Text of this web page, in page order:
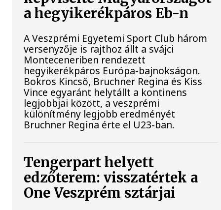
a hegyikerékpáros Eb-n
A Veszprémi Egyetemi Sport Club három
versenyzője is rajthoz állt a svájci
Monteceneriben rendezett
hegyikerékpáros Európa-bajnokságon.
Bokros Kincső, Bruchner Regina és Kiss
Vince egyaránt helytállt a kontinens
legjobbjai között, a veszprémi
különítmény legjobb eredményét
Bruchner Regina érte el U23-ban.
Tengerpart helyett
edzőterem: visszatértek a
One Veszprém sztárjai